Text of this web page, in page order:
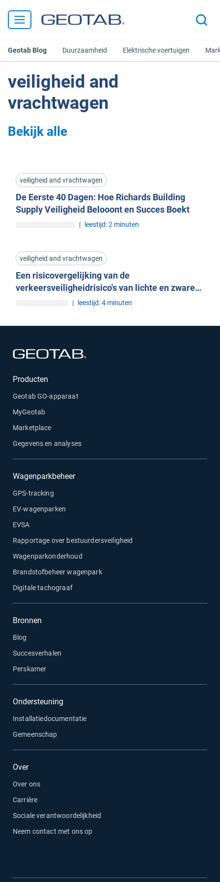
Geotab Blog Duurzaamheid Elektrische voertuigen
veiligheid and
vrachtwagen
Bekijk alle
veiligheid and vrachtwagen
De Eerste 40 Dagen: Hoe Richards Building
Supply Veiligheid Belooont en Succes Boekt
| leestijd: 2 minuten
veiligheid and vrachtwagen
Een risicovergelijking van de
verkeersveiligheidrisico's van lichte en zware
bedrijfsvoertuigen
| leestijd: 4 minuten
Producten
Geotab GO-apparaat
MyGeotab
Marketplace
Gegevens en analyses
Wagenparkbeheer
GPS-tracking
EV-wagenparken
EVSA
Rapportage over bestuurdersveiligheid
Wagenparkonderhoud
Brandstofbeheer wagenpark
Digitale tachograaf
Bronnen
Blog
Succesverhalen
Perskamer
Ondersteuning
Installatiedocumentatie
Gemeenschap
Over
Over ons
Carrière
Sociale verantwoordelijkheid
Neem contact met ons op